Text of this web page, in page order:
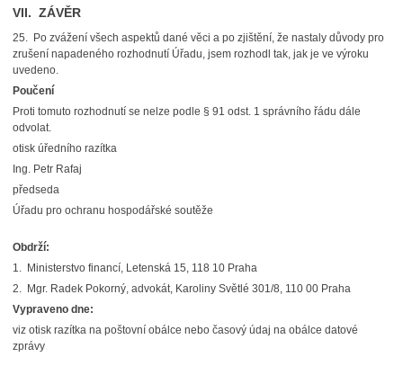
VII. ZÁVĚR
25. Po zvážení všech aspektů dané věci a po zjištění, že nastaly důvody pro
zrušení napadeného rozhodnutí Úřadu, jsem rozhodl tak, jak je ve výroku
uvedeno.
Poučení
Proti tomuto rozhodnutí se nelze podle § 91 odst. 1 správního řádu dále
odvolat.
otisk úředního razítka
Ing. Petr Rafaj
předseda
Úřadu pro ochranu hospodářské soutěže
Obdrží:
1. Ministerstvo financí, Letenská 15, 118 10 Praha
2. Mgr. Radek Pokorný, advokát, Karoliny Světlé 301/8, 110 00 Praha
Vypraveno dne:
viz otisk razítka na poštovní obálce nebo časový údaj na obálce datové
zprávy